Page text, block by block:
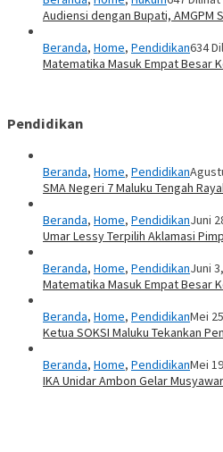
Audiensi dengan Bupati, AMGPM
Beranda, Home, Pendidikan634
Matematika Masuk Empat Besar
Pendidikan
Beranda, Home, Pendidikan
SMA Negeri 7 Maluku Tengah
Beranda, Home, PendidikanJuni
Umar Lessy Terpilih Aklamasi
Beranda, Home, PendidikanJuni
Matematika Masuk Empat Besar
Beranda, Home, PendidikanMei
Ketua SOKSI Maluku Tekankan
Beranda, Home, PendidikanMei
IKA Unidar Ambon Gelar